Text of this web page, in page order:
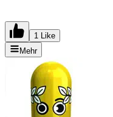
1 Like
Mehr